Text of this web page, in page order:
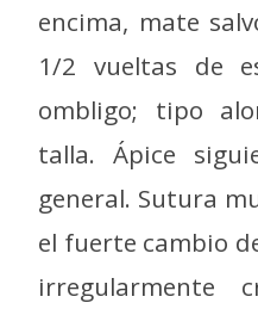
encima, mate
1/2 vueltas de
ombligo; tipo
talla. Ápice
general. Sutura
el fuerte cambio
irregularmente